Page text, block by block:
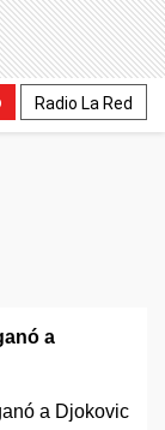
Radio La Red
a